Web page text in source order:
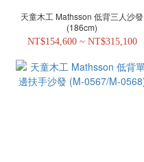
天童木工 Mathsson 低背三人沙發
(186cm)
NT$154,600 ~ NT$315,100